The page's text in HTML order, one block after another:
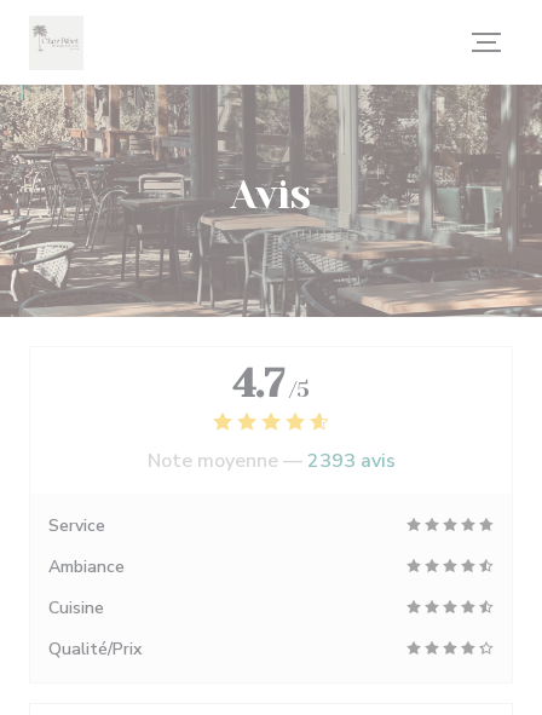
Avis
4.7 /5
Note moyenne —2393 avis
Service
Ambiance
Cuisine
Qualité/Prix